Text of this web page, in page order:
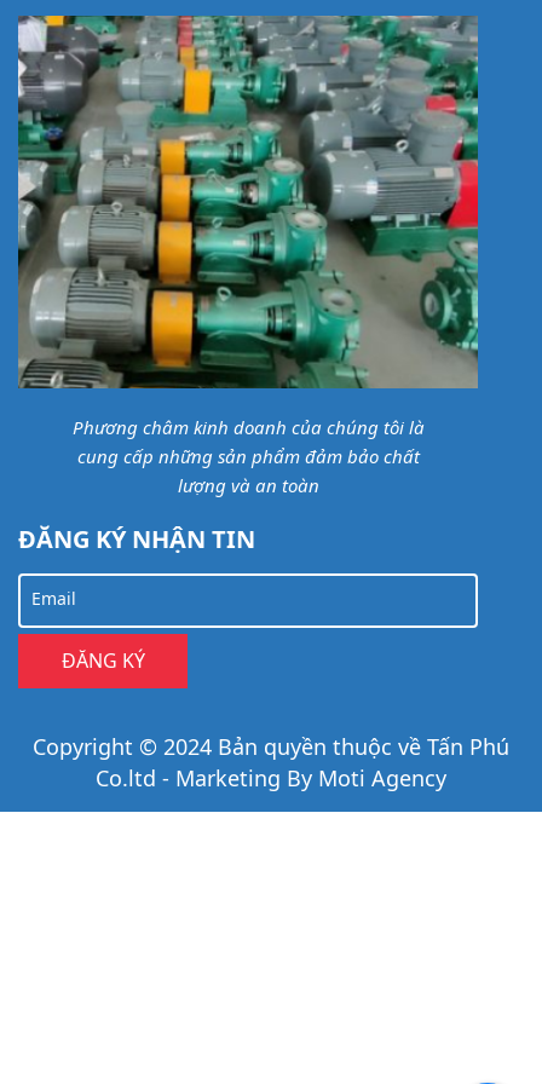
nhất!
ĐIỆN CƠ TẤN PHÚ
Trụ sở chính:607B Lạc Long Quân, Phường Bảy Hiền,
Thành phố Hồ Chí Minh
Hotline & Zalo:08.233.933.86 – Ms Vinh.
Email: tanphupumps@gmail.com
Website:www.maybomitaly.vn
Phương châm kinh doanh của chúng tôi là
cung cấp những sản phẩm đảm bảo chất
lượng và an toàn
ĐĂNG KÝ NHẬN TIN
Email
Copyright © 2024 Bản quyền thuộc về Tấn Phú
Co.ltd - Marketing By Moti Agency